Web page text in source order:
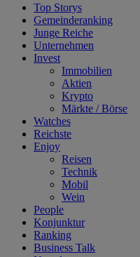
Top Storys
Gemeinderanking
Junge Reiche
Unternehmen
Invest
Immobilien
Aktien
Krypto
Märkte / Börse
Watches
Reichste
Enjoy
Reisen
Technik
Mobil
Wein
People
Konjunktur
Ranking
Business Talk